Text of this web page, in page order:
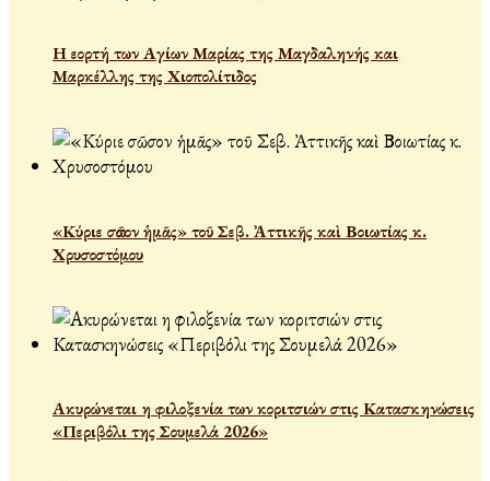
Η εορτή των Αγίων Μαρίας της Μαγδαληνής και
Μαρκέλλης της Χιοπολίτιδος
«Κύριε σῶσον ἡμᾶς» τοῦ Σεβ. Ἀττικῆς καὶ Βοιωτίας κ.
Χρυσοστόμου
Ακυρώνεται η φιλοξενία των κοριτσιών στις Κατασκηνώσεις
«Περιβόλι της Σουμελά 2026»